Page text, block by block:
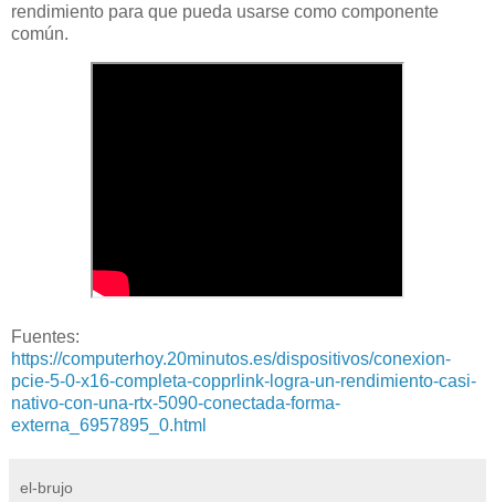
rendimiento para que pueda usarse como componente
común.
Fuentes:
https://computerhoy.20minutos.es/dispositivos/conexion-
pcie-5-0-x16-completa-copprlink-logra-un-rendimiento-casi-
nativo-con-una-rtx-5090-conectada-forma-
externa_6957895_0.html
el-brujo